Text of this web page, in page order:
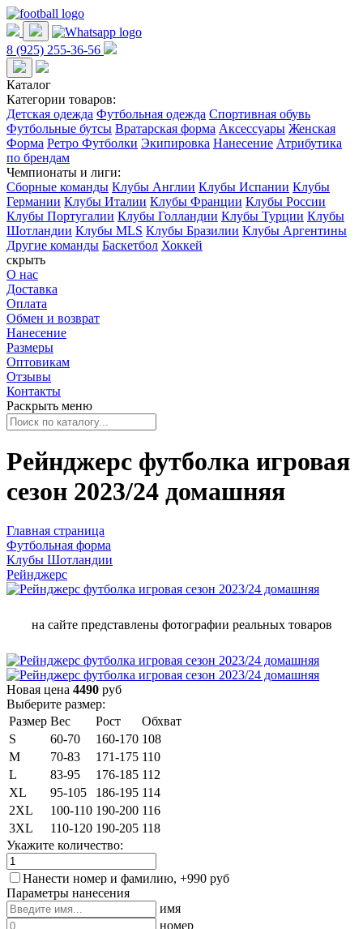
8 (925) 255-36-56
Каталог
Категории товаров:
Детская одежда Футбольная одежда Спортивная обувь
Футбольные бутсы Вратарская форма Аксессуары Женская
Форма Ретро Футболки Экипировка Нанесение Атрибутика
по брендам
Чемпионаты и лиги:
Сборные команды Клубы Англии Клубы Испании Клубы
Германии Клубы Италии Клубы Франции Клубы России
Клубы Португалии Клубы Голландии Клубы Турции Клубы
Шотландии Клубы MLS Клубы Бразилии Клубы Аргентины
Другие команды Баскетбол Хоккей
скрыть
О нас
Доставка
Оплата
Обмен и возврат
Нанесение
Размеры
Оптовикам
Отзывы
Контакты
Раскрыть меню
Рейнджерс футболка игровая
сезон 2023/24 домашняя
Главная страница
Футбольная форма
Клубы Шотландии
Рейнджерс
на сайте представлены фотографии реальных товаров
Новая цена 4490 руб
Выберите размер:
Размер Вес Рост
Обхват
S
60-70 160-170 108
M
70-83 171-175 110
L
83-95 176-185 112
XL
95-105 186-195 114
2XL
100-110 190-200 116
3XL
110-120 190-205 118
Укажите количество:
Нанести номер и фамилию, +990 руб
Параметры нанесения
имя
номер